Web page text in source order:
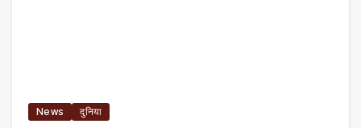
News दुनिया